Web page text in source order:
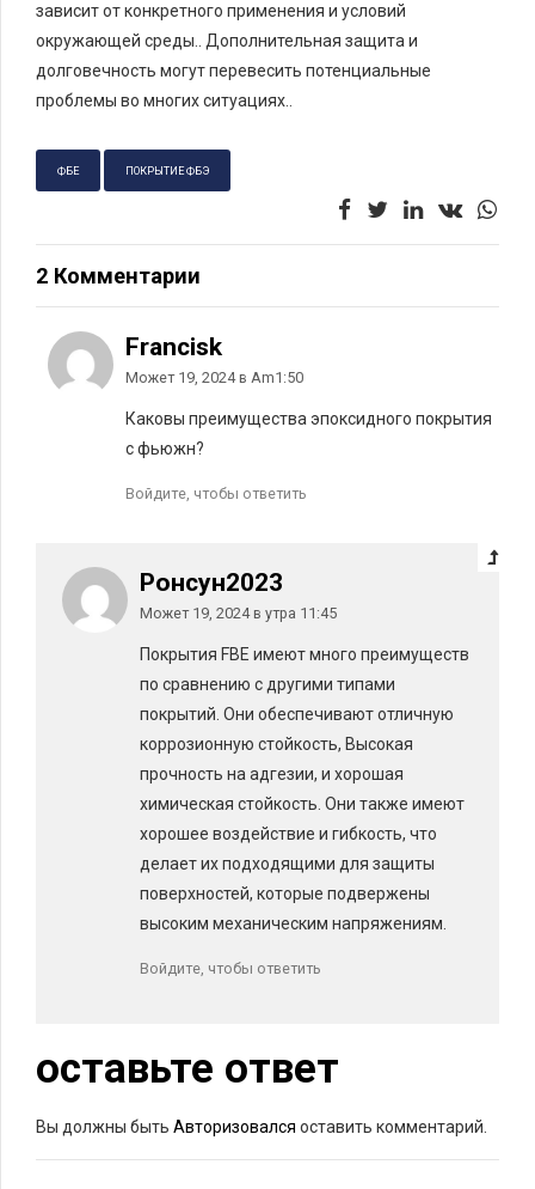
зависит от конкретного применения и условий
окружающей среды.. Дополнительная защита и
долговечность могут перевесить потенциальные
проблемы во многих ситуациях..
ФБЕ ПОКРЫТИЕ ФБЭ
2 Комментарии
Francisk
Может 19, 2024 в Am1:50
Каковы преимущества эпоксидного покрытия
с фьюжн?
Войдите, чтобы ответить
Ронсун2023
Может 19, 2024 в утра 11:45
Покрытия FBE имеют много преимуществ
по сравнению с другими типами
покрытий. Они обеспечивают отличную
коррозионную стойкость, Высокая
прочность на адгезии, и хорошая
химическая стойкость. Они также имеют
хорошее воздействие и гибкость, что
делает их подходящими для защиты
поверхностей, которые подвержены
высоким механическим напряжениям.
Войдите, чтобы ответить
оставьте ответ
Вы должны быть Авторизовался оставить комментарий.